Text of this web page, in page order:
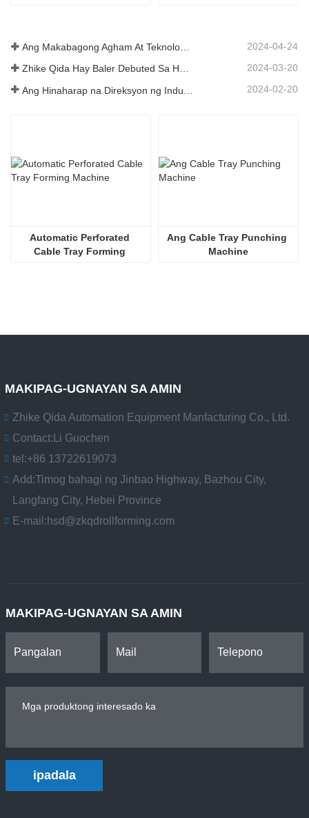
2024-04-24
Zhike Qida Hay Baler Debuted Sa Heilongjiang Agricultural Machinery Exhibition 2024-03-20
2024-02-20
Automatic Perforated
Cable Tray Forming
Ang Cable Tray Punching
Machine
MAKIPAG-UGNAYAN SA AMIN
Zhike Qida Automation Equipment Manfacturing Co., Ltd.
Contact: Li Guochen
tel:+86 13722619073
Add:Timog bahagi ng Jinbao Highway, Bazhou City,
Langfang City, Hebei Province
E-mail: hsd@zkqdrollforming.com
MAKIPAG-UGNAYAN SA AMIN
ipadala